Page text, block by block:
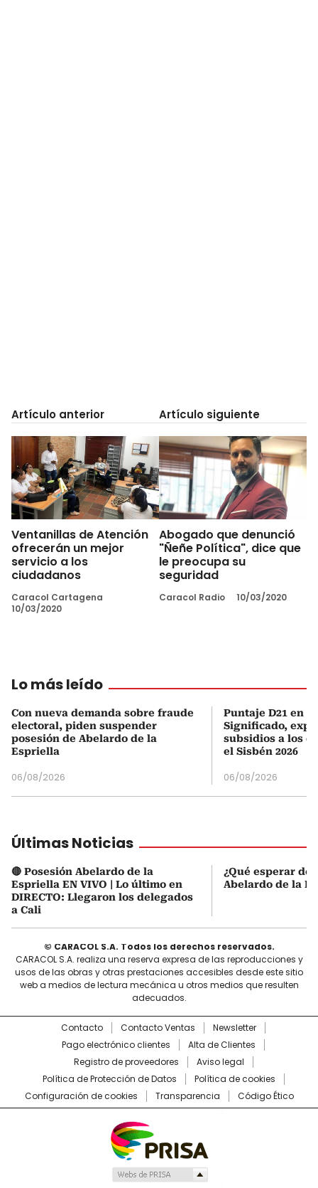
Artículo anterior
Ventanillas de Atención
ofrecerán un mejor
servicio a los
ciudadanos
Caracol Cartagena
10/03/2020
Artículo siguiente
Abogado que denunció
"Ñeñe Política", dice que
le preocupa su
seguridad
Caracol Radio 10/03/2020
Lo más leído
Con nueva demanda sobre fraude
electoral, piden suspender
posesión de Abelardo de la
Espriella
06/08/2026
Puntaje D21 en
Significado,
subsidios a los
el Sisbén 2026
06/08/2026
Últimas Noticias
🔴 Posesión Abelardo de la
Espriella EN VIVO | Lo último en
DIRECTO: Llegaron los delegados
a Cali
¿Qué esperar de
Abelardo de la
© CARACOL S.A. Todos los derechos reservados.
CARACOL S.A. realiza una reserva expresa de las reproducciones y
usos de las obras y otras prestaciones accesibles desde este sitio
web a medios de lectura mecánica u otros medios que resulten
adecuados.
Contacto Contacto Ventas
Newsletter
Pago electrónico clientes
Alta de Clientes
Registro de proveedores
Aviso legal
Política de Protección de Datos
Política de cookies
Configuración de cookies
Transparencia Código Ético